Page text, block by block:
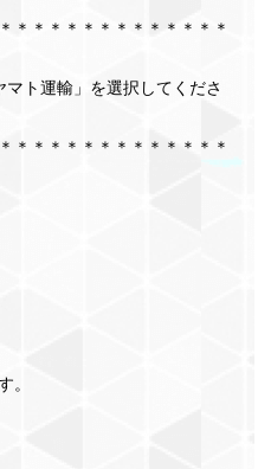
＊＊＊＊＊＊＊＊＊＊＊＊＊
ト運輸」を選択してくださ
＊＊＊＊＊＊＊＊＊＊＊＊＊
。